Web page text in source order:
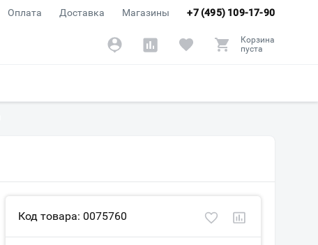
+7 (495) 109-17-90
Оплата Доставка Магазины
Корзина
пуста
Код товара: 0075760